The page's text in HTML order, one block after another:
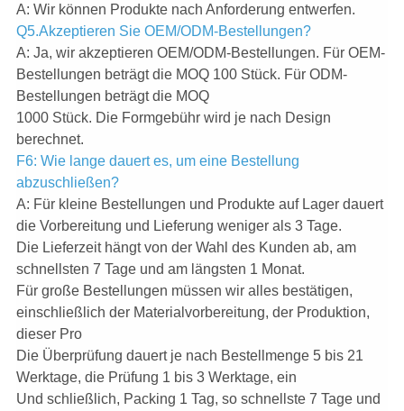
A: Wir können Produkte nach Anforderung entwerfen.
Q5.Akzeptieren Sie OEM/ODM-Bestellungen?
A: Ja, wir akzeptieren OEM/ODM-Bestellungen. Für OEM-
Bestellungen beträgt die MOQ 100 Stück. Für ODM-
Bestellungen beträgt die MOQ
1000 Stück. Die Formgebühr wird je nach Design
berechnet.
F6: Wie lange dauert es, um eine Bestellung
abzuschließen?
A: Für kleine Bestellungen und Produkte auf Lager dauert
die Vorbereitung und Lieferung weniger als 3 Tage.
Die Lieferzeit hängt von der Wahl des Kunden ab, am
schnellsten 7 Tage und am längsten 1 Monat.
Für große Bestellungen müssen wir alles bestätigen,
einschließlich der Materialvorbereitung, der Produktion,
dieser Pro
Die Überprüfung dauert je nach Bestellmenge 5 bis 21
Werktage, die Prüfung 1 bis 3 Werktage, ein
Und schließlich, Packing 1 Tag, so schnellste 7 Tage und